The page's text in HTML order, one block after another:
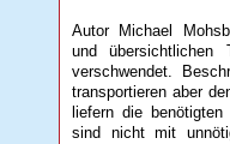
Autor Michael
und übersichtlichen
verschwendet.
transportieren aber
liefern die
sind nicht mit